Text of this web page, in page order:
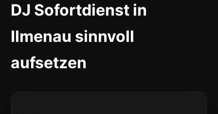
DJ Sofortdienst in
Ilmenau sinnvoll
aufsetzen